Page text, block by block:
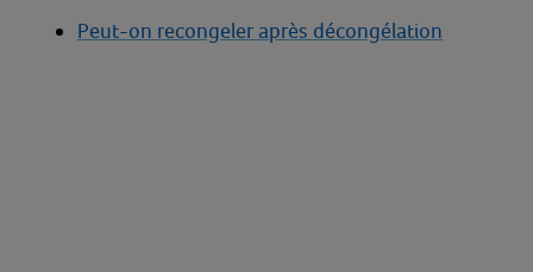
Peut-on recongeler après décongélation